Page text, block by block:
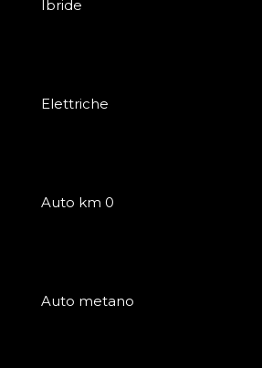
Ibride
Elettriche
Auto km 0
Auto metano